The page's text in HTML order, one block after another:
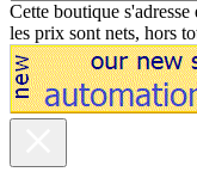
Cette boutique
les prix sont nets, hors